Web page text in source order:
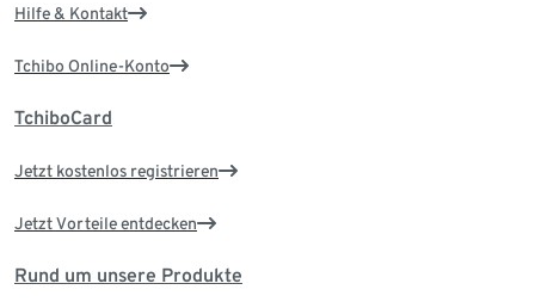
Hilfe & Kontakt
Tchibo Online-Konto
TchiboCard
Jetzt kostenlos registrieren
Jetzt Vorteile entdecken
Rund um unsere Produkte